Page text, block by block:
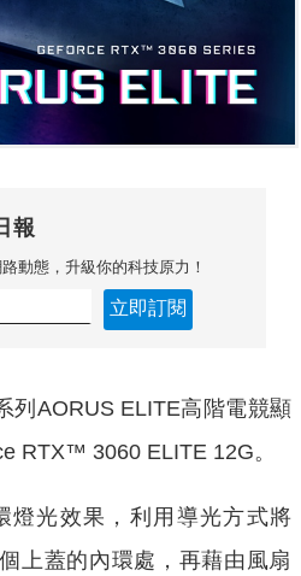
報
動態，升級你的科技原力！
立即訂閱
列AORUS ELITE高階電競顯
RTX™ 3060 ELITE 12G。
燈光效果，利用導光方式將
上蓋的內環處， 再藉由風扇